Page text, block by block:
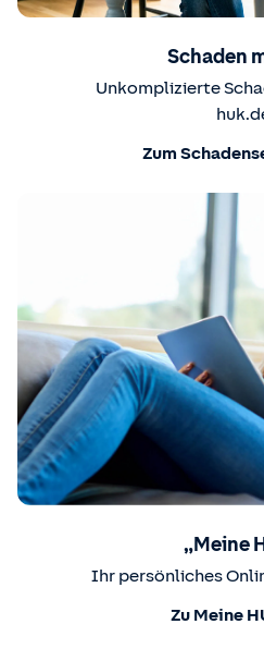
Schaden
Unkomplizierte
Zum
„Meine
Ihr persönliches
Zu Meine